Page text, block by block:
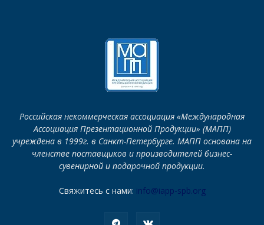
Российская некоммерческая ассоциация «Международная
Ассоциация Презентационной Продукции» (МАПП)
учреждена в 1999г. в Санкт-Петербурге. МАПП основана на
членстве поставщиков и производителей бизнес-
сувенирной и подарочной продукции.
Свяжитесь с нами: info@iapp-spb.org